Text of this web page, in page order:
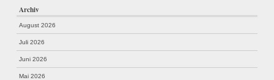
Archiv
August 2026
Juli 2026
Juni 2026
Mai 2026